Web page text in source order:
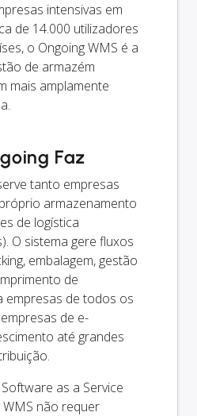
intensivas em
de 14.000 utilizadores
o Ongoing WMS é a
de armazém
mais amplamente
Faz
tanto empresas
armazenamento
de logística
O sistema gere fluxos
embalagem, gestão
de
empresas de todos os
de e-
até grandes
as a Service
WMS não requer